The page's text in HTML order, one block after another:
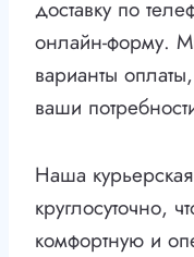
доставку по
онлайн-форму.
варианты
ваши
Наша
круглосуточно,
комфортную и